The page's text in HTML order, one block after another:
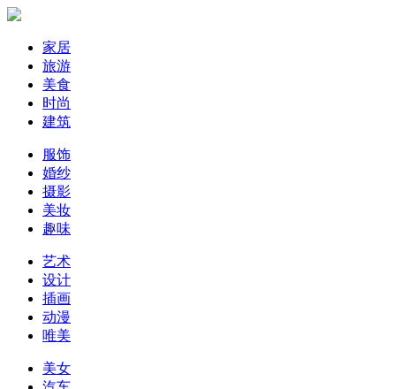
家居
旅游
美食
时尚
建筑
服饰
婚纱
摄影
美妆
趣味
艺术
设计
插画
动漫
唯美
美女